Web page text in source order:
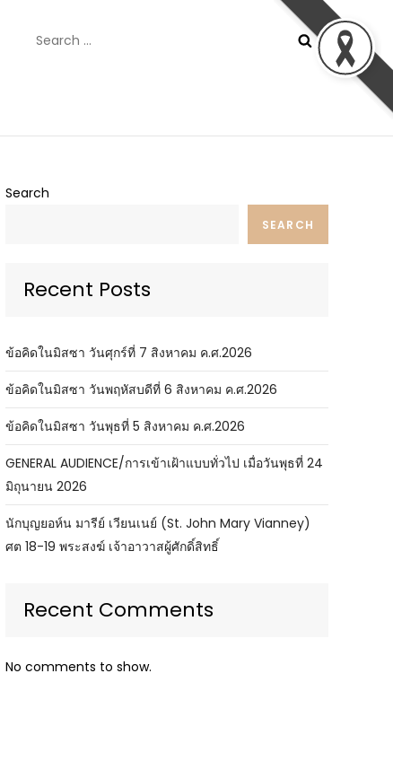
for:
Search
SEARCH
Recent Posts
ข้อคิดในมิสซา วันศุกร์ที่ 7 สิงหาคม ค.ศ.2026
ข้อคิดในมิสซา วันพฤหัสบดีที่ 6 สิงหาคม ค.ศ.2026
ข้อคิดในมิสซา วันพุธที่ 5 สิงหาคม ค.ศ.2026
GENERAL AUDIENCE/การเข้าเฝ้าแบบทั่วไป เมื่อวันพุธที่ 24
มิถุนายน 2026
นักบุญยอห์น มารีย์ เวียนเนย์ (St. John Mary Vianney)
ศต 18-19 พระสงฆ์ เจ้าอาวาสผู้ศักดิ์สิทธิ์
Recent Comments
No comments to show.